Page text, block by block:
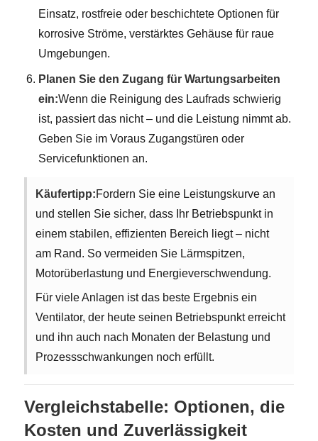
Einsatz, rostfreie oder beschichtete Optionen für
korrosive Ströme, verstärktes Gehäuse für raue
Umgebungen.
Planen Sie den Zugang für Wartungsarbeiten
ein:Wenn die Reinigung des Laufrads schwierig
ist, passiert das nicht – und die Leistung nimmt ab.
Geben Sie im Voraus Zugangstüren oder
Servicefunktionen an.
Käufertipp:Fordern Sie eine Leistungskurve an
und stellen Sie sicher, dass Ihr Betriebspunkt in
einem stabilen, effizienten Bereich liegt – nicht
am Rand. So vermeiden Sie Lärmspitzen,
Motorüberlastung und Energieverschwendung.
Für viele Anlagen ist das beste Ergebnis ein
Ventilator, der heute seinen Betriebspunkt erreicht
und ihn auch nach Monaten der Belastung und
Prozessschwankungen noch erfüllt.
Vergleichstabelle: Optionen, die
Kosten und Zuverlässigkeit